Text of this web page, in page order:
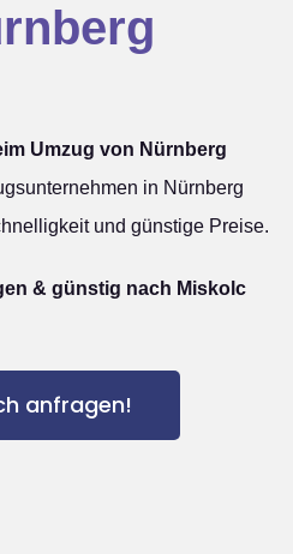
Umzug von Nürnberg
in Nürnberg
und günstige Preise.
& günstig nach Miskolc
anfragen!